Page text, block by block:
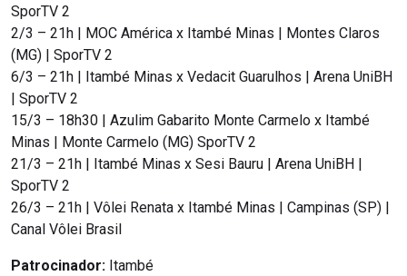
SporTV 2
2/3 – 21h | MOC América x Itambé Minas | Montes Claros
(MG) | SporTV 2
6/3 – 21h | Itambé Minas x Vedacit Guarulhos | Arena UniBH
| SporTV 2
15/3 – 18h30 | Azulim Gabarito Monte Carmelo x Itambé
Minas | Monte Carmelo (MG) SporTV 2
21/3 – 21h | Itambé Minas x Sesi Bauru | Arena UniBH |
SporTV 2
26/3 – 21h | Vôlei Renata x Itambé Minas | Campinas (SP) |
Canal Vôlei Brasil
Patrocinador: Itambé